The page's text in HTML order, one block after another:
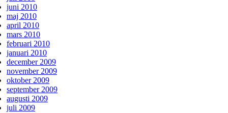
juni 2010
maj 2010
april 2010
mars 2010
februari 2010
januari 2010
december 2009
november 2009
oktober 2009
september 2009
augusti 2009
juli 2009